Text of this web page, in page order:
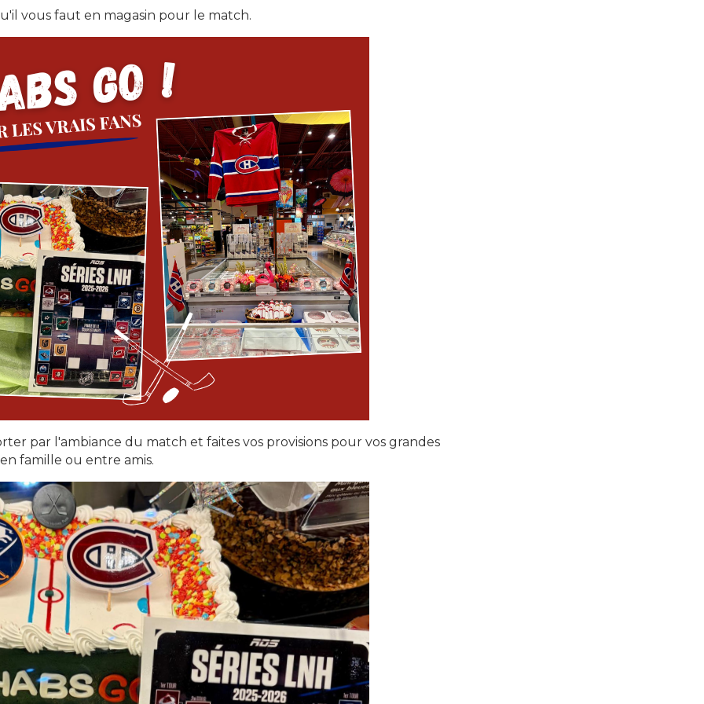
vous faut en magasin pour le match.
par l'ambiance du match et faites vos provisions pour vos grandes
famille ou entre amis.